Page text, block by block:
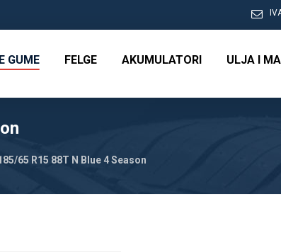
GUME FELGE AKUMULATORI ULJA I
65 R15 88T N Blue 4 Season